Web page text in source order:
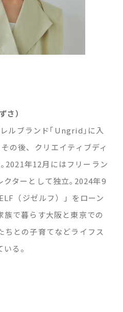
さ）
ルブランド｢Ungrid｣に入
の後、クリエイティブディ
2021年12月にはフリーラン
クターとして独立｡2024年9
（ジゼルフ）」をローン
族で暮らす大阪と東京での
ちとの子育てなどライフス
る。